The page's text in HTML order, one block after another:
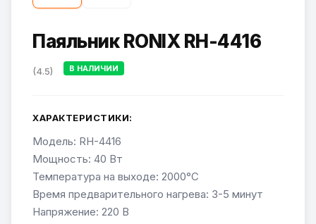
Паяльник RONIX RH-4416
(4.5) В НАЛИЧИИ
ХАРАКТЕРИСТИКИ:
Модель: RH-4416
Мощность: 40 Вт
Температура на выходе: 2000°C
Время предварительного нагрева: 3-5 минут
Напряжение: 220 В